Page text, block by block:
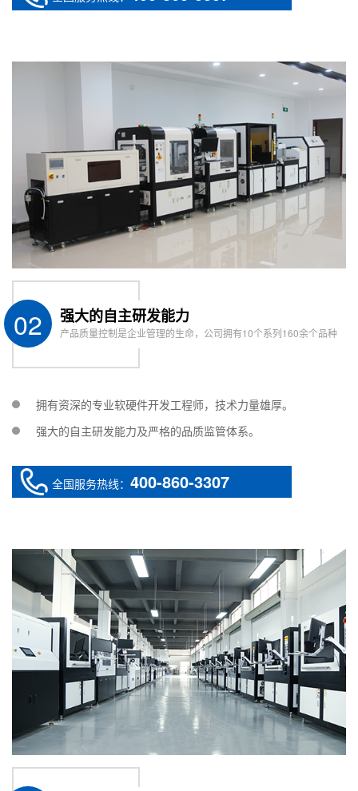
02 强大的自主研发能力
产品质量控制是企业管理的生命，公司拥有10个系列160余个品种
拥有资深的专业软硬件开发工程师，技术力量雄厚。
强大的自主研发能力及严格的品质监管体系。
全国服务热线： 400-860-3307